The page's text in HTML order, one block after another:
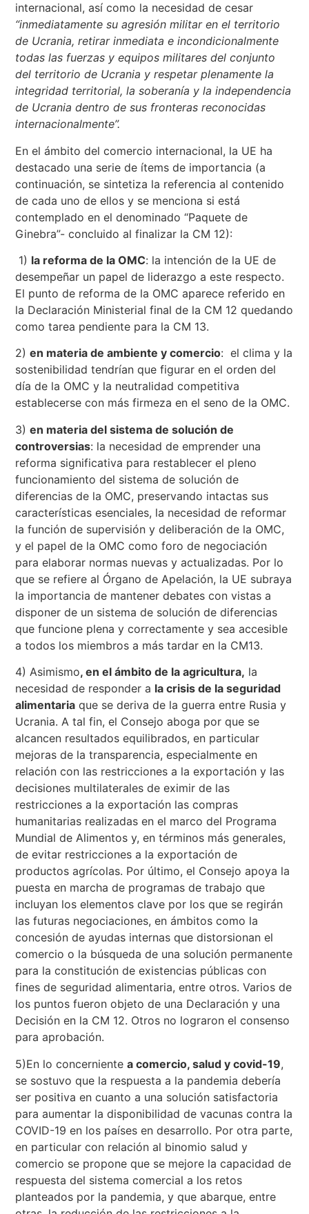
internacional, así como la necesidad de cesar
“inmediatamente su agresión militar en el territorio
de Ucrania, retirar inmediata e incondicionalmente
todas las fuerzas y equipos militares del conjunto
del territorio de Ucrania y respetar plenamente la
integridad territorial, la soberanía y la independencia
de Ucrania dentro de sus fronteras reconocidas
internacionalmente”.
En el ámbito del comercio internacional, la UE ha
destacado una serie de ítems de importancia (a
continuación, se sintetiza la referencia al contenido
de cada uno de ellos y se menciona si está
contemplado en el denominado “Paquete de
Ginebra”- concluido al finalizar la CM 12):
1) la reforma de la OMC: la intención de la UE de
desempeñar un papel de liderazgo a este respecto.
El punto de reforma de la OMC aparece referido en
la Declaración Ministerial final de la CM 12 quedando
como tarea pendiente para la CM 13.
2)en materia de ambiente y comercio: el clima y la
sostenibilidad tendrían que figurar en el orden del
día de la OMC y la neutralidad competitiva
establecerse con más firmeza en el seno de la OMC.
3)en materia del sistema de solución de
controversias: la necesidad de emprender una
reforma significativa para restablecer el pleno
funcionamiento del sistema de solución de
diferencias de la OMC, preservando intactas sus
características esenciales, la necesidad de reformar
la función de supervisión y deliberación de la OMC,
y el papel de la OMC como foro de negociación
para elaborar normas nuevas y actualizadas. Por lo
que se refiere al Órgano de Apelación, la UE subraya
la importancia de mantener debates con vistas a
disponer de un sistema de solución de diferencias
que funcione plena y correctamente y sea accesible
a todos los miembros a más tardar en la CM13.
4) Asimismo, en el ámbito de la agricultura, la
necesidad de responder a la crisis de la seguridad
alimentaria que se deriva de la guerra entre Rusia y
Ucrania. A tal fin, el Consejo aboga por que se
alcancen resultados equilibrados, en particular
mejoras de la transparencia, especialmente en
relación con las restricciones a la exportación y las
decisiones multilaterales de eximir de las
restricciones a la exportación las compras
humanitarias realizadas en el marco del Programa
Mundial de Alimentos y, en términos más generales,
de evitar restricciones a la exportación de
productos agrícolas. Por último, el Consejo apoya la
puesta en marcha de programas de trabajo que
incluyan los elementos clave por los que se regirán
las futuras negociaciones, en ámbitos como la
concesión de ayudas internas que distorsionan el
comercio o la búsqueda de una solución permanente
para la constitución de existencias públicas con
fines de seguridad alimentaria, entre otros. Varios de
los puntos fueron objeto de una Declaración y una
Decisión en la CM 12. Otros no lograron el consenso
para aprobación.
5)En lo concernientea comercio, salud y covid-19,
se sostuvo que la respuesta a la pandemia debería
ser positiva en cuanto a una solución satisfactoria
para aumentar la disponibilidad de vacunas contra la
COVID-19 en los países en desarrollo. Por otra parte,
en particular con relación al binomio salud y
comercio se propone que se mejore la capacidad de
respuesta del sistema comercial a los retos
planteados por la pandemia, y que abarque, entre